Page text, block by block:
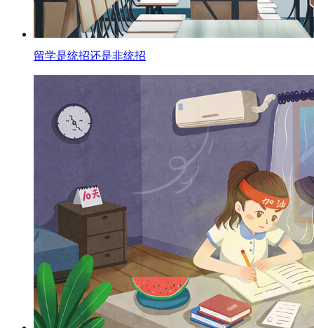
留学是统招还是非统招